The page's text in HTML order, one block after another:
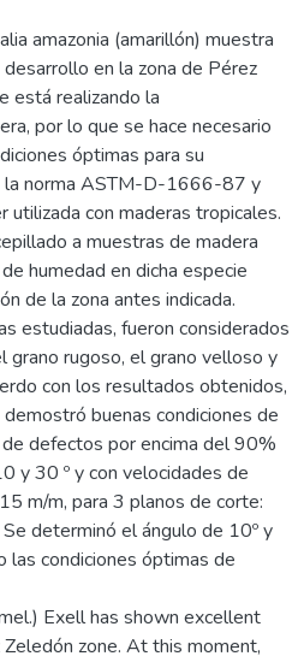
amazonia (amarillón) muestra
en la zona de Pérez
está realizando la
por lo que se hace necesario
óptimas para su
la norma ASTM-D-1666-87 y
utilizada con maderas tropicales.
a muestras de madera
humedad en dicha especie
de la zona antes indicada.
estudiadas, fueron considerados
grano rugoso, el grano velloso y
con los resultados obtenidos,
buenas condiciones de
defectos por encima del 90%
y 30 º y con velocidades de
m/m, para 3 planos de corte:
determinó el ángulo de 10º y
las condiciones óptimas de
Exell has shown excellent
zone. At this moment,